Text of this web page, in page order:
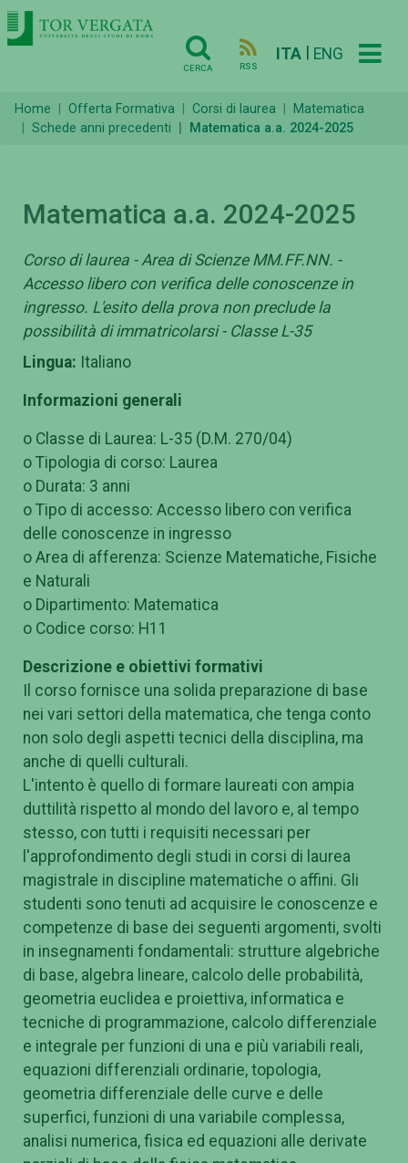
CERCA RSS
ITA ENG
Home Offerta Formativa Corsi di laurea
Matematica
Schede anni precedenti
Matematica a.a. 2024-2025
Matematica a.a. 2024-2025
Corso di laurea - Area di Scienze MM.FF.NN. -
Accesso libero con verifica delle conoscenze in
ingresso. L'esito della prova non preclude la
possibilità di immatricolarsi - Classe L-35
Lingua: Italiano
Informazioni generali
o Classe di Laurea: L-35 (D.M. 270/04)
o Tipologia di corso: Laurea
o Durata: 3 anni
o Tipo di accesso: Accesso libero con verifica
delle conoscenze in ingresso
o Area di afferenza: Scienze Matematiche, Fisiche
e Naturali
o Dipartimento: Matematica
o Codice corso: H11
Descrizione e obiettivi formativi
Il corso fornisce una solida preparazione di base
nei vari settori della matematica, che tenga conto
non solo degli aspetti tecnici della disciplina, ma
anche di quelli culturali.
L'intento è quello di formare laureati con ampia
duttilità rispetto al mondo del lavoro e, al tempo
stesso, con tutti i requisiti necessari per
l'approfondimento degli studi in corsi di laurea
magistrale in discipline matematiche o affini. Gli
studenti sono tenuti ad acquisire le conoscenze e
competenze di base dei seguenti argomenti, svolti
in insegnamenti fondamentali: strutture algebriche
di base, algebra lineare, calcolo delle probabilità,
geometria euclidea e proiettiva, informatica e
tecniche di programmazione, calcolo differenziale
e integrale per funzioni di una e più variabili reali,
equazioni differenziali ordinarie, topologia,
geometria differenziale delle curve e delle
superfici, funzioni di una variabile complessa,
analisi numerica, fisica ed equazioni alle derivate